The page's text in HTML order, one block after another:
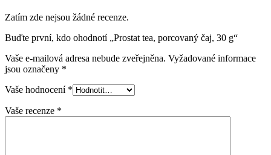
Zatím zde nejsou žádné recenze.
Buďte první, kdo ohodnotí „Prostat tea, porcovaný čaj, 30 g“
Vaše e-mailová adresa nebude zveřejněna. Vyžadované informace
jsou označeny *
Vaše hodnocení *
Vaše recenze *